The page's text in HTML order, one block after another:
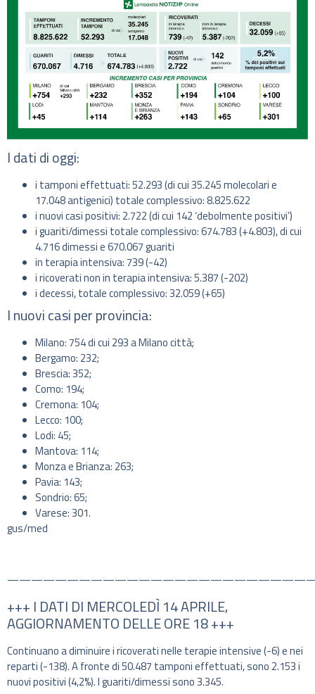
I dati di oggi:
i tamponi effettuati: 52.293 (di cui 35.245 molecolari e
17.048 antigenici) totale complessivo: 8.825.622
i nuovi casi positivi: 2.722 (di cui 142 ‘debolmente positivi’)
i guariti/dimessi totale complessivo: 674.783 (+4.803), di cui
4.716 dimessi e 670.067 guariti
in terapia intensiva: 739 (-42)
i ricoverati non in terapia intensiva: 5.387 (-202)
i decessi, totale complessivo: 32.059 (+65)
I nuovi casi per provincia:
Milano: 754 di cui 293 a Milano città;
Bergamo: 232;
Brescia: 352;
Como: 194;
Cremona: 104;
Lecco: 100;
Lodi: 45;
Mantova: 114;
Monza e Brianza: 263;
Pavia: 143;
Sondrio: 65;
Varese: 301.
gus/med
+++ I DATI DI MERCOLEDÌ 14 APRILE,
AGGIORNAMENTO DELLE ORE 18 +++
Continuano a diminuire i ricoverati nelle terapie intensive (-6) e nei
reparti (-138). A fronte di 50.487 tamponi effettuati, sono 2.153 i
nuovi positivi (4,2%). I guariti/dimessi sono 3.345.